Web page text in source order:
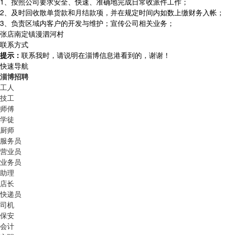
2、及时回收散单货款和月结款项，并在规定时间内如数上缴财务入帐；
3、负责区域内客户的开发与维护；宣传公司相关业务；
张店南定镇漫泗河村
联系方式
提示： 联系我时，请说明在淄博信息港看到的，谢谢！
快速导航
淄博招聘
工人
技工
师傅
学徒
厨师
服务员
营业员
业务员
助理
店长
快递员
司机
保安
会计